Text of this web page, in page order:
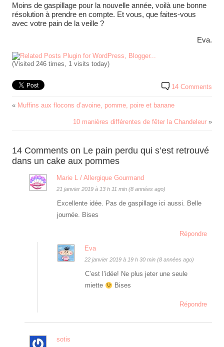
Moins de gaspillage pour la nouvelle année, voilà une bonne
résolution à prendre en compte. Et vous, que faites-vous
avec votre pain de la veille ?
Eva.
(Visited 246 times, 1 visits today)
14 Comments
« Muffins aux flocons d’avoine, pomme, poire et banane
10 manières différentes de fêter la Chandeleur »
14 Comments on Le pain perdu qui s’est retrouvé
dans un cake aux pommes
Marie L / Allergique Gourmand
21 janvier 2019 à 13 h 11 min (8 années ago)
Excellente idée. Pas de gaspillage ici aussi. Belle
journée. Bises
Répondre
Eva
22 janvier 2019 à 19 h 30 min (8 années ago)
C’est l’idée! Ne plus jeter une seule
miette
Bises
Répondre
sotis